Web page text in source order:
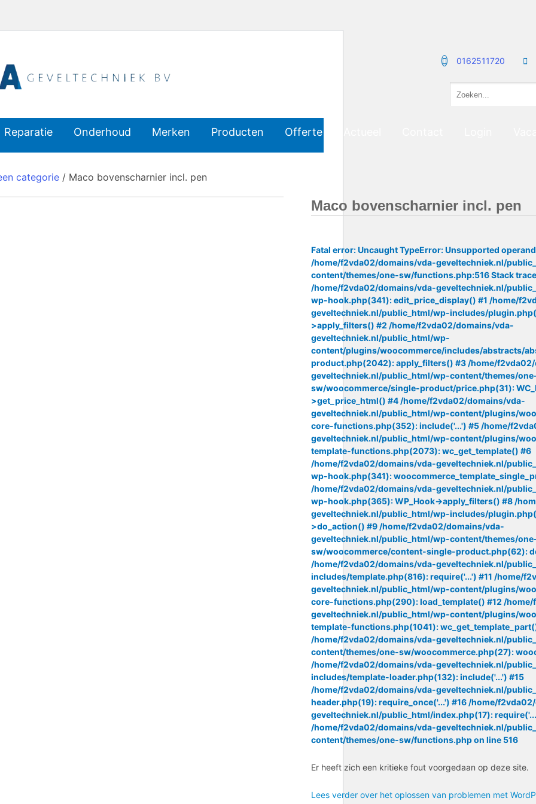
0162511720
Reparatie Onderhoud Merken Producten Offerte
categorie / Maco bovenscharnier incl. pen
Maco bovenscharnier incl. pen
Fatal error: Uncaught TypeError: Unsupported
/home/f2vda02/domains/vda-geveltechniek.nl/
content/themes/one-sw/functions.php:516 Stack
/home/f2vda02/domains/vda-geveltechniek.nl/
wp-hook.php(341): edit_price_display() #1 /home/
geveltechniek.nl/public_html/wp-includes/
>apply_filters() #2 /home/f2vda02/domains/vda-
geveltechniek.nl/public_html/wp-
content/plugins/woocommerce/includes/abstracts/
product.php(2042): apply_filters() #3 /home/
geveltechniek.nl/public_html/wp-content/themes/
sw/woocommerce/single-product/price.php(31):
>get_price_html() #4 /home/f2vda02/domains/vda-
geveltechniek.nl/public_html/wp-content/plugins/
core-functions.php(352): include('...') #5 /home/
geveltechniek.nl/public_html/wp-content/plugins/
template-functions.php(2073): wc_get_template() #6
/home/f2vda02/domains/vda-geveltechniek.nl/
wp-hook.php(341):
/home/f2vda02/domains/vda-geveltechniek.nl/
wp-hook.php(365): WP_Hook->apply_filters() #8 /
geveltechniek.nl/public_html/wp-includes/
>do_action() #9 /home/f2vda02/domains/vda-
geveltechniek.nl/public_html/wp-content/themes/
sw/woocommerce/content-single-product.php(62):
/home/f2vda02/domains/vda-geveltechniek.nl/
includes/template.php(816): require('...') #11 /home/
geveltechniek.nl/public_html/wp-content/plugins/
core-functions.php(290): load_template() #12 /
geveltechniek.nl/public_html/wp-content/plugins/
template-functions.php(1041):
/home/f2vda02/domains/vda-geveltechniek.nl/
content/themes/one-sw/woocommerce.php(27):
/home/f2vda02/domains/vda-geveltechniek.nl/
includes/template-loader.php(132): include('...') #15
/home/f2vda02/domains/vda-geveltechniek.nl/
header.php(19): require_once('...') #16 /home/
geveltechniek.nl/public_html/index.php(17):
/home/f2vda02/domains/vda-geveltechniek.nl/
content/themes/one-sw/functions.phpon line 516
Er heeft zich een kritieke fout voorgedaan op deze site.
Lees verder over het oplossen van problemen met